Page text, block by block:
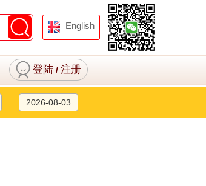
English
登陆 / 注册
2026-08-03